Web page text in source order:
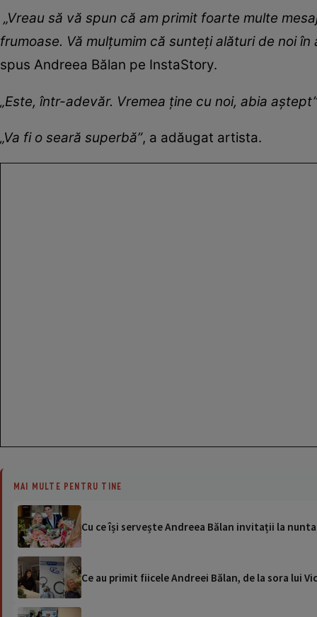
„Vreau să vă spun că am primit foarte multe
frumoase. Vă mulțumim că sunteți alături de noi
spus Andreea Bălan pe InstaStory.
„Este, într-adevăr. Vremea ține cu noi, abia aștept”
„Va fi o seară superbă”, a adăugat artista.
MAI MULTE PENTRU TINE
Cu ce își servește Andreea Bălan invitații la
Ce au primit fiicele Andreei Bălan, de la sora lui